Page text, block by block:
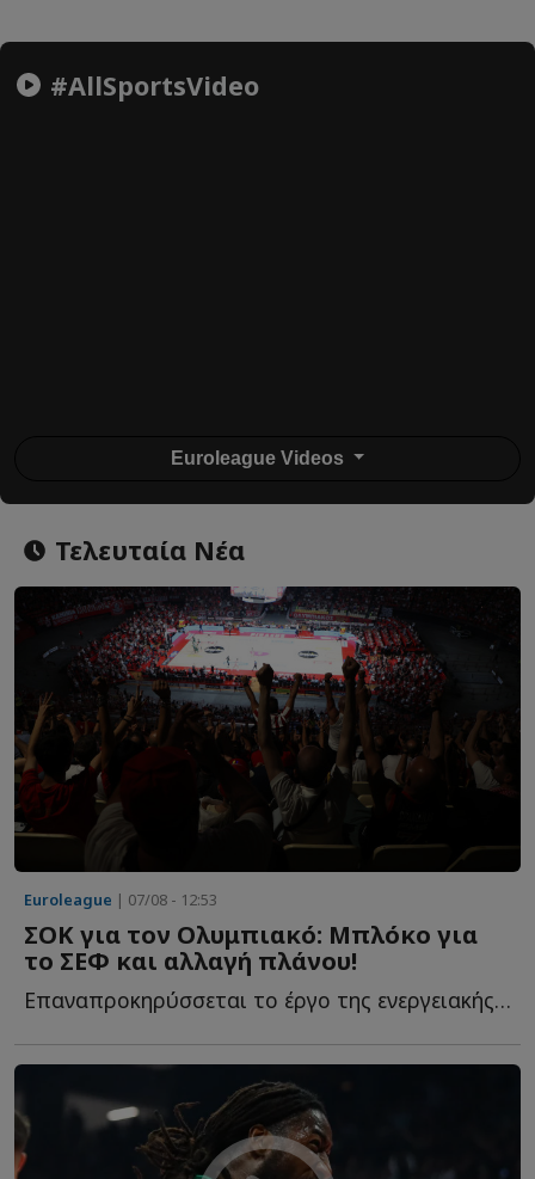
#AllSportsVideo
Euroleague Videos
Τελευταία Νέα
Euroleague | 07/08 - 12:53
ΣΟΚ για τον Ολυμπιακό: Μπλόκο για
το ΣΕΦ και αλλαγή πλάνου!
Επαναπροκηρύσσεται το έργο της ενεργειακής αναβάθμισης τ...